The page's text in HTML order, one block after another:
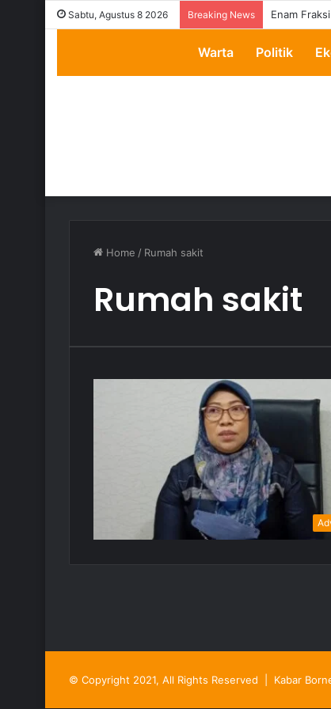
Sabtu, Agustus 8 2026 Breaking News Enam
Warta Politik
Home / Rumah sakit
Rumah sakit
© Copyright 2021, All Rights Reserved | Kabar